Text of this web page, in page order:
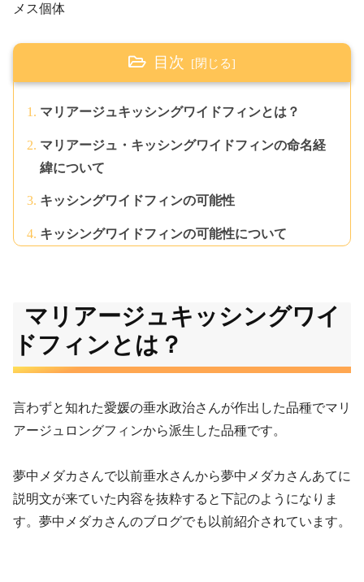
メス個体
目次
マリアージュキッシングワイドフィンとは？
マリアージュ・キッシングワイドフィンの命名経
緯について
キッシングワイドフィンの可能性
キッシングワイドフィンの可能性について
マリアージュキッシングワイ
ドフィンとは？
言わずと知れた愛媛の垂水政治さんが作出した品種でマリ
アージュロングフィンから派生した品種です。
夢中メダカさんで以前垂水さんから夢中メダカさんあてに
説明文が来ていた内容を抜粋すると下記のようになりま
す。夢中メダカさんのブログでも以前紹介されています。